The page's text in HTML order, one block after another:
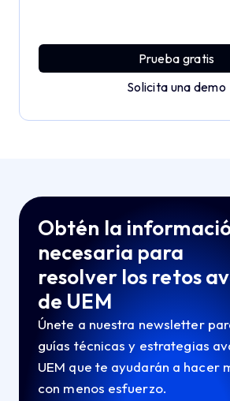
Prueba gratis
Solicita una demo
Obtén la
necesaria para
resolver los retos
de UEM
Únete a nuestra newsletter
guías técnicas y estrategias
UEM que te ayudarán a hacer
con menos esfuerzo.